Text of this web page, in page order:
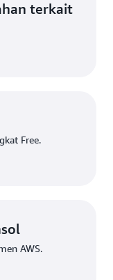
terkait
Free.
AWS.